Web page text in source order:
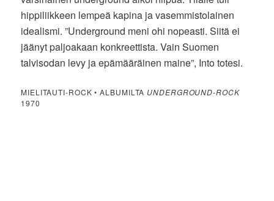
hippiliikkeen lempeä kapina ja vasemmistolainen
idealismi. ”Underground meni ohi nopeasti. Siitä ei
jäänyt paljoakaan konkreettista. Vain Suomen
talvisodan levy ja epämääräinen maine”, Into totesi.
MIELITAUTI-ROCK • ALBUMILTA UNDERGROUND-ROCK
1970